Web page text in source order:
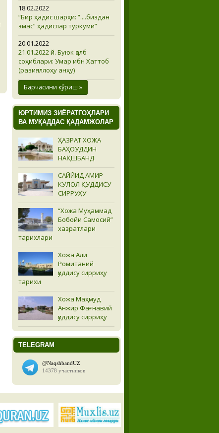
18.02.2022
“Бир ҳадис шарҳи: “....биздан
эмас” ҳадислар туркуми”
20.01.2022
21.01.2022 й. Буюк қалб
соҳиблари: Умар ибн Хаттоб
(разияллоҳу анҳу)
Барчасини кўриш »
ЮРТИМИЗ ЗИЁРАТГОҲЛАРИ
ВА МУҚАДДАС ҚАДАМЖОЛАР
ҲАЗРАТ ХОЖА
БАҲОУДДИН
НАҚШБАНД
САЙЙИД АМИР
КУЛОЛ ҚУДДИСУ
СИРРУҲУ
“Хожа Муҳаммад
Бобойи Самосий”
хазратлари
тарихлари
Хожа Али
Ромитаний
қуддису сирриҳу
тарихи
Хожа Маҳмуд
Анжир Фағнавий
қуддису сирриҳу
TELEGRAM